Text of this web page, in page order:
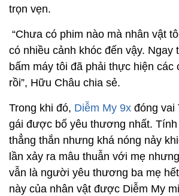
trọn vẹn.
“Chưa có phim nào mà nhân vật
có nhiều cảnh khóc đến vậy. Ngay
bấm máy tôi đã phải thực hiện các
rồi”, Hữu Châu chia sẻ.
Trong khi đó, Diễm My 9x đóng vai
gái được bố yêu thương nhất.
thẳng thắn nhưng khá nóng nảy
lần xảy ra mâu thuẫn với mẹ
vẫn là người yêu thương ba mẹ
này của nhân vật được Diễm My